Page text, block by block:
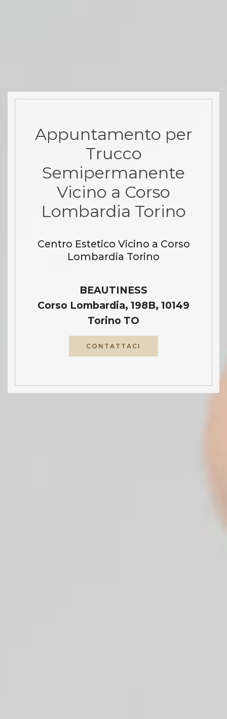
Appuntamento per
Trucco
Semipermanente
Vicino a Corso
Lombardia Torino
Centro Estetico Vicino a Corso
Lombardia Torino
BEAUTINESS
Corso Lombardia, 198B, 10149
Torino TO
CONTATTACI